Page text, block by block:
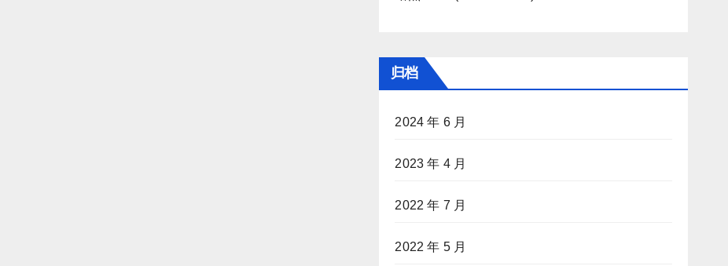
归档
2024 年 6 月
2023 年 4 月
2022 年 7 月
2022 年 5 月